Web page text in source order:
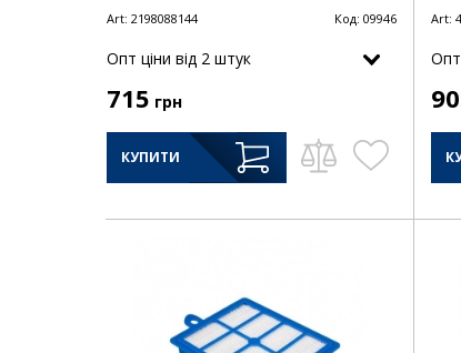
Art: 2198088144 Код: 09946
Опт цiни від 2 штук
715 грн
КУПИТИ
Art: